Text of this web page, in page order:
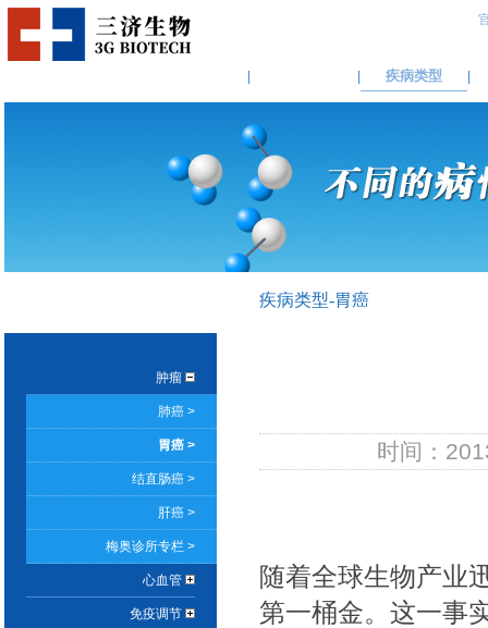
疾病类型
肿瘤
肺癌 >
胃癌 >
结直肠癌 >
肝癌 >
梅奥诊所专栏 >
心血管
免疫调节
疾病类型-胃癌
时间：
随着全球生物产业
第一桶金。这一事